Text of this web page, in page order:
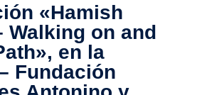
«Hamish
Walking on and
en la
Fundación